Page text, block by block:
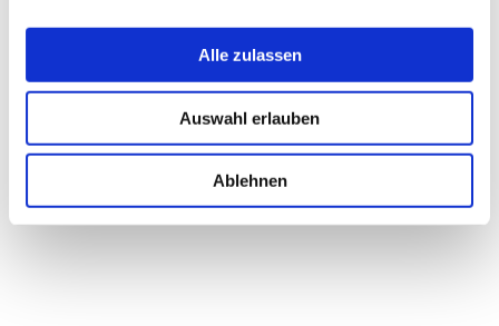
Alle zulassen
Auswahl erlauben
Ablehnen